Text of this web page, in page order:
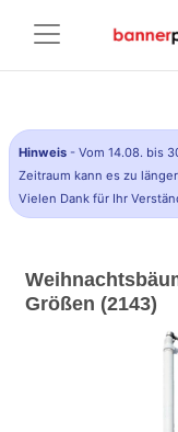
Hinweis - Vom 14.08. bis
Zeitraum kann es zu
Vielen Dank für Ihr
Größen (2143)